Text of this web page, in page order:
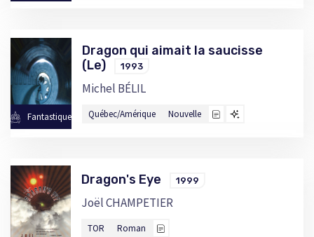
Fantastique
Dragon qui aimait la saucisse
(Le)
1993
Michel BÉLIL
Québec/Amérique Nouvelle
Dragon's Eye 1999
Joël CHAMPETIER
TOR Roman